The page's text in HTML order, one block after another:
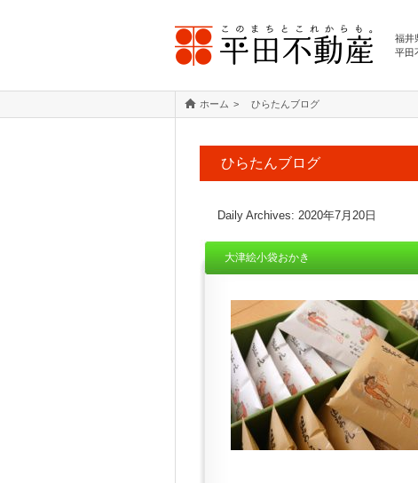
福井
平田
ホーム ひらたんブログ
ひらたんブログ
Daily Archives: 2020年7月20日
大津絵小袋おかき